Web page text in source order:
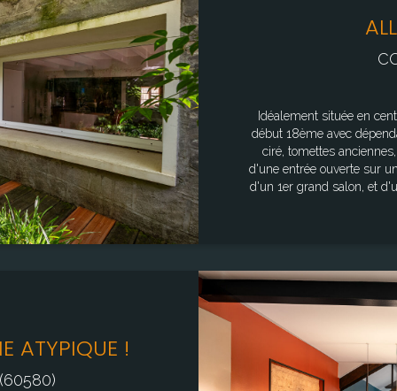
Idéalement située en
début 18ème avec
ciré, tomettes
d'une entrée ouverte sur
d'un 1er grand salon, et d'un wc invité ; Au 1er étage :
env. Surface hab: 155m² env Les informations sur les risques
est exposé sont
ATYPIQUE !